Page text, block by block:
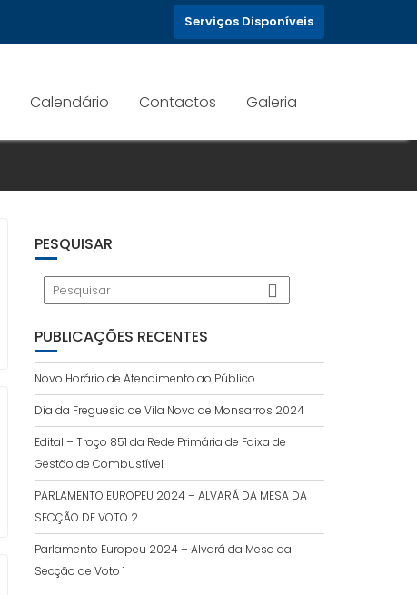
Serviços Disponíveis
Calendário Contactos Galeria
PESQUISAR
PUBLICAÇÕES RECENTES
Novo Horário de Atendimento ao Público
Dia da Freguesia de Vila Nova de Monsarros 2024
Edital – Troço 851 da Rede Primária de Faixa de
Gestão de Combustível
PARLAMENTO EUROPEU 2024 – ALVARÁ DA MESA DA
SECÇÃO DE VOTO 2
Parlamento Europeu 2024 – Alvará da Mesa da
Secção de Voto 1